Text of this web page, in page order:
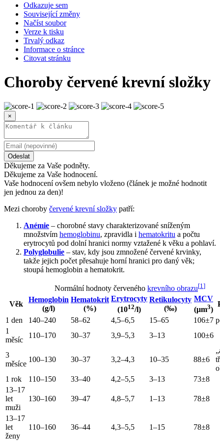
Odkazuje sem
Související změny
Načíst soubor
Verze k tisku
Trvalý odkaz
Informace o stránce
Citovat stránku
Choroby červené krevní složky
×
Odeslat
Děkujeme za Vaše podněty.
Děkujeme za Vaše hodnocení.
Vaše hodnocení ovšem nebylo vloženo (článek je možné hodnotit
jen jednou za den)!
Mezi choroby červené krevní složky patří:
Anémie – chorobné stavy charakterizované sníženým
množstvím hemoglobinu, zpravidla i hematokritu a počtu
erytrocytů pod dolní hranici normy vztažené k věku a pohlaví.
Polyglobulie – stav, kdy jsou zmnožené červené krvinky,
takže jejich počet přesahuje horní hranici pro daný věk;
stoupá hemoglobin a hematokrit.
Normální hodnoty červeného krevního obrazu[1 ]
Věk
Hemoglobin
(g/l)
Hematokrit
(%)
Erytrocyty
(1012/l)
Retikulocyty
(‰)
MCV
(μm3)
1 den
140–240 58–62 4,5–6,5 15–65 106±7
1
měsíc
110–170 30–37 3,9–5,3 3–13 100±6
3
měsíce
100–130 30–37 3,2–4,3 10–35 88±6
1 rok
110–150 33–40 4,2–5,5 3–13
73±8
13–17
let
muži
130–160 39–47 4,8–5,7 1–13 78±8
13–17
let
ženy
110–160 36–44 4,3–5,5 1–15 78±8